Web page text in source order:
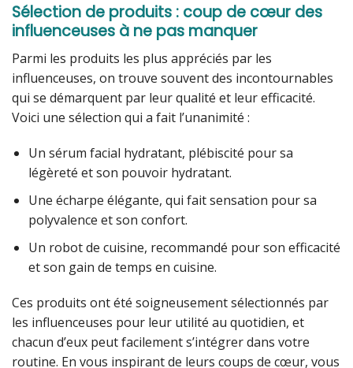
Sélection de produits : coup de cœur des
influenceuses à ne pas manquer
Parmi les produits les plus appréciés par les
influenceuses, on trouve souvent des incontournables
qui se démarquent par leur qualité et leur efficacité.
Voici une sélection qui a fait l’unanimité :
Un sérum facial hydratant, plébiscité pour sa
légèreté et son pouvoir hydratant.
Une écharpe élégante, qui fait sensation pour sa
polyvalence et son confort.
Un robot de cuisine, recommandé pour son efficacité
et son gain de temps en cuisine.
Ces produits ont été soigneusement sélectionnés par
les influenceuses pour leur utilité au quotidien, et
chacun d’eux peut facilement s’intégrer dans votre
routine. En vous inspirant de leurs coups de cœur, vous